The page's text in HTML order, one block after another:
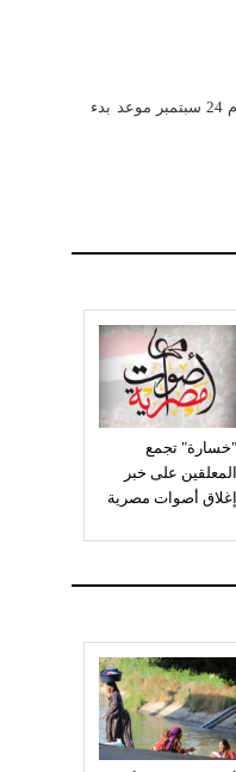
أعلن المجلس الأعلى للتعليم قبل الجامعي، اليوم الثلاثاء، تحديد يوم 24 سبتمبر موعد بدء
"خسارة" تجمع
المعلقين على خبر
إغلاق أصوات مصرية